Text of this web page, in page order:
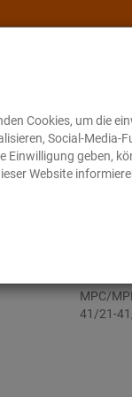
Cookies, um die
Social-Media-
Einwilligung geben,
Website
Über
MPC/
41/21-